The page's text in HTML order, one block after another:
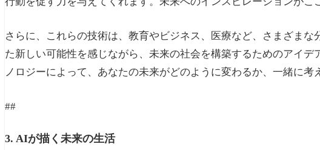
さらに、これらの技術は、教育やビジネス、医療など、さまざまな
た新しい可能性を感じながら、未来の社会を構築するためのアイデ
ノロジーによって、あなたの未来がどのように変わるか、一緒に考
##
3. AIが描く未来の生活